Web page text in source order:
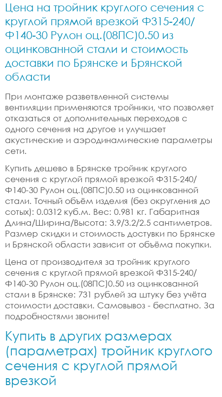
Цена на тройник круглого сечения с
круглой прямой врезкой Ф315-240/
Ф140-30 Рулон оц.(08ПС)0.50 из
оцинкованной стали и стоимость
доставки по Брянске и Брянской
области
При монтаже разветвленной системы
вентиляции применяются тройники, что позволяет
отказаться от дополнительных переходов с
одного сечения на другое и улучшает
акустические и аэродинамические параметры
сети.
Купить дешево в Брянске тройник круглого
сечения с круглой прямой врезкой Ф315-240/
Ф140-30 Рулон оц.(08ПС)0.50 из оцинкованной
стали. Точный объём изделия (без округления до
сотых): 0.0312 куб.м. Вес: 0.981 кг. Габаритная
Длина/Ширина/Высота: 3.9/3.2/2.5 сантиметров.
Размер скидки и стоимость достувки по Брянске
и Брянской области зависит от объёма покупки.
Цена от производителя за тройник круглого
сечения с круглой прямой врезкой Ф315-240/
Ф140-30 Рулон оц.(08ПС)0.50 из оцинкованной
стали в Брянске: 731 рублей за штуку без учёта
стоимости доставки. Самовывоз - бесплатно. За
подробностями звоните!
Купить в других размерах
(параметрах) тройник круглого
сечения с круглой прямой
врезкой